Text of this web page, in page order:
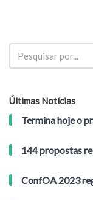
Últimas Notícias
Termina hoje o
144 propostas
ConfOA 2023